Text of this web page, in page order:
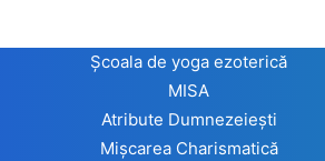
Școala de yoga ezoterică
MISA
Atribute Dumnezeiești
Mișcarea Charismatică